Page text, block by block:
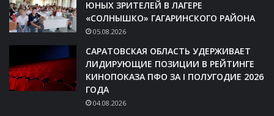
ЮНЫХ ЗРИТЕЛЕЙ В ЛАГЕРЕ
«СОЛНЫШКО» ГАГАРИНСКОГО РАЙОНА
05.08.2026
САРАТОВСКАЯ ОБЛАСТЬ УДЕРЖИВАЕТ
ЛИДИРУЮЩИЕ ПОЗИЦИИ В РЕЙТИНГЕ
КИНОПОКАЗА ПФО ЗА I ПОЛУГОДИЕ 2026
ГОДА
04.08.2026